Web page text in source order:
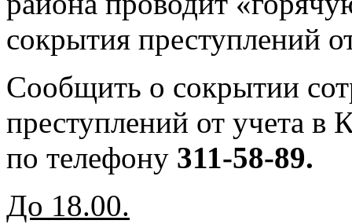
сокрытия преступлений
Сообщить о сокрытии
преступлений от учета
по телефону 311-58-89.
До 18.00.